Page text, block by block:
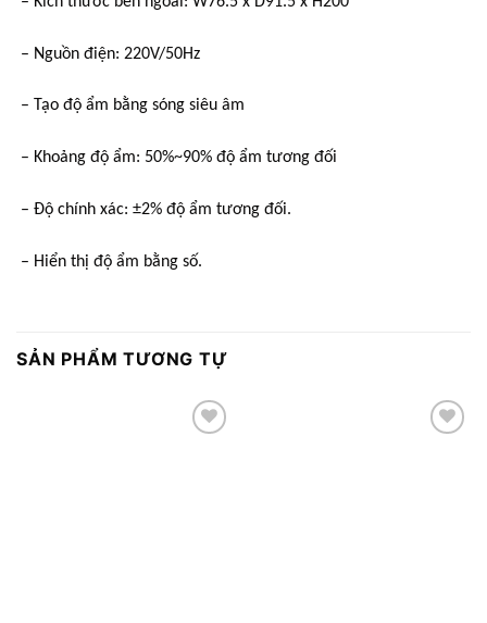
– Nguồn điện: 220V/50Hz
– Tạo độ ẩm bằng sóng siêu âm
– Khoảng độ ẩm: 50%~90% độ ẩm tương đối
– Độ chính xác: ±2% độ ẩm tương đối.
– Hiển thị độ ẩm bằng số.
SẢN PHẨM TƯƠNG TỰ